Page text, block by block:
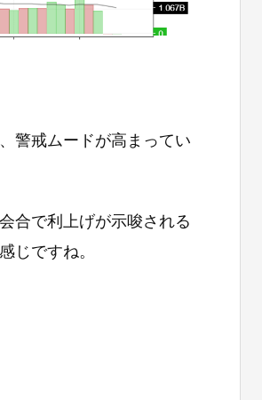
警戒ムードが高まってい
合で利上げが示唆される
じですね。